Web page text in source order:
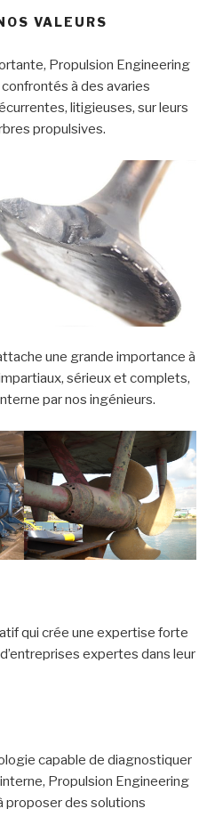
VALEURS
Propulsion Engineering
à des avaries
litigieuses, sur leurs
propulsives.
une grande importance à
sérieux et complets,
par nos ingénieurs.
qui crée une expertise forte
expertes dans leur
capable de diagnostiquer
Propulsion Engineering
proposer des solutions